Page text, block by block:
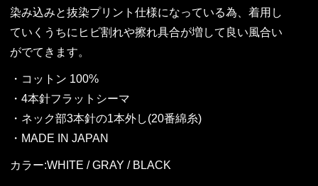
染み込みと抜染プリント仕様になっている為、着用し
ていくうちにヒビ割れや擦れ具合が増して良い風合い
がでてきます。
・コットン 100%
・4本針フラットシーマ
・ネック部3本針の1本外し(20番綿糸)
・MADE IN JAPAN
カラー:WHITE / GRAY / BLACK